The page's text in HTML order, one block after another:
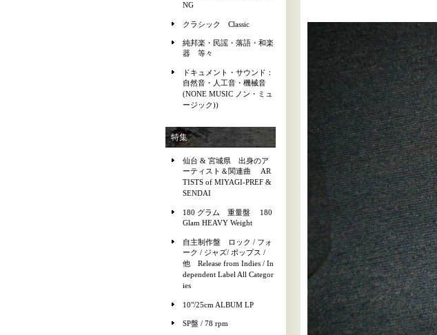
NG
クラシック Classic
純邦楽・民謡・落語・和楽
器 等々
ドキュメント・サウンド：
自然音・人工音・機械音
(NONE MUSIC ノン・ミュ
ージック))
特集
仙台 & 宮城県 出身のア
ーティスト＆関連曲 AR
TISTS of MIYAGI-PREF &
SENDAI
180 グラム 重量盤 180
Glam HEAVY Weight
自主制作盤 ロック / フォ
ーク / ジャズ/ ポップス /
他 Release from Indies / In
dependent Label All Categor
ies
10"/25cm ALBUM LP
SP盤 / 78 rpm